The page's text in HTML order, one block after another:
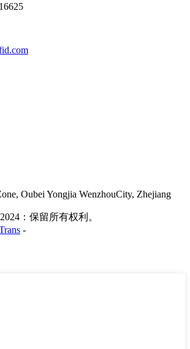
Oubei Yongjia WenzhouCity, Zhejiang
：保留所有权利。
-